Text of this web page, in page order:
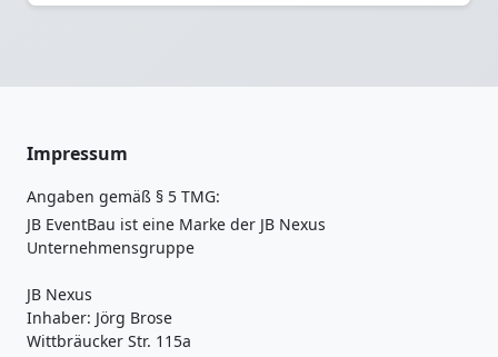
Impressum
Angaben gemäß § 5 TMG:
JB EventBau ist eine Marke der JB Nexus
Unternehmensgruppe
JB Nexus
Inhaber: Jörg Brose
Wittbräucker Str. 115a